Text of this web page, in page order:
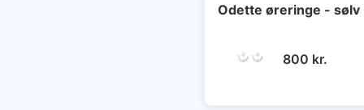
Odette øreringe - sølv
800 kr.